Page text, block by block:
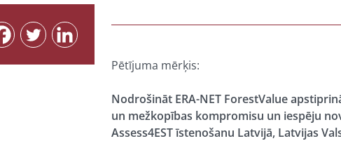
Pētījuma mērķis:
Nodrošināt ERA-NET ForestValue
un mežkopības kompromisu un iespēju
Assess4EST īstenošanu Latvijā, Latvijas